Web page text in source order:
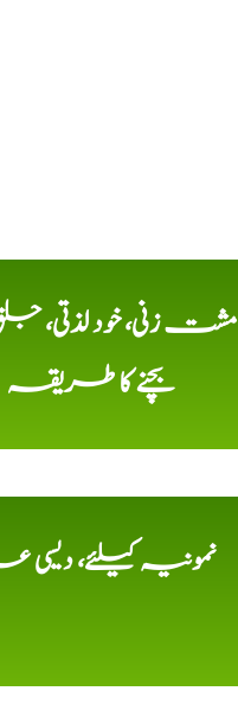
مشت زنی، خود لذتی،
بچنے کا طریقہ
نمونیہ کیلئے، دیسی